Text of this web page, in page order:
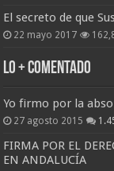
El secreto de que
22 mayo 2017
Lo + Comentado
Yo firmo por la
27 agosto 2015
FIRMA POR EL
EN ANDALUCÍA